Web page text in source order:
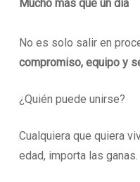
Mucho más que un día
No es solo salir en
compromiso, equipo y
¿Quién puede unirse?
Cualquiera que quiera
edad, importa las ganas.